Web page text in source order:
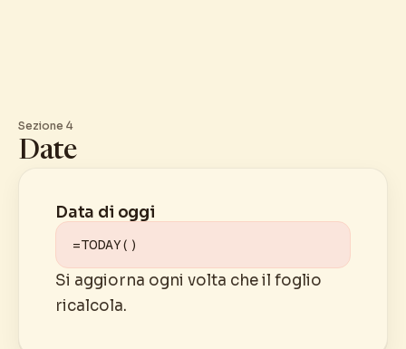
Sezione 4
Date
Data di oggi
=TODAY()
Si aggiorna ogni volta che il foglio
ricalcola.